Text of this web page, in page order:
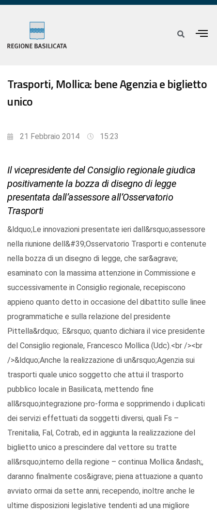
Trasporti, Mollica: bene Agenzia e biglietto
unico
21 Febbraio 2014 15:23
Il vicepresidente del Consiglio regionale giudica
positivamente la bozza di disegno di legge
presentata dall’assessore all’Osservatorio
Trasporti
&ldquo;Le innovazioni presentate ieri dall&rsquo;assessore
nella riunione dell&#39;Osservatorio Trasporti e contenute
nella bozza di un disegno di legge, che sar&agrave;
esaminato con la massima attenzione in Commissione e
successivamente in Consiglio regionale, recepiscono
appieno quanto detto in occasione del dibattito sulle linee
programmatiche e sulla relazione del presidente
Pittella&rdquo;. E&rsquo; quanto dichiara il vice presidente
del Consiglio regionale, Francesco Mollica (Udc).<br /><br
/>&ldquo;Anche la realizzazione di un&rsquo;Agenzia sui
trasporti quale unico soggetto che attui il trasporto
pubblico locale in Basilicata, mettendo fine
all&rsquo;integrazione pro-forma e sopprimendo i duplicati
dei servizi effettuati da soggetti diversi, quali Fs –
Trenitalia, Fal, Cotrab, ed in aggiunta la realizzazione del
biglietto unico a prescindere dal vettore su tratte
all&rsquo;interno della regione – continua Mollica &ndash;,
daranno finalmente cos&igrave; piena attuazione a quanto
avviato ormai da sette anni, recependo, inoltre anche le
ultime disposizioni legislative tendenti ad una migliore